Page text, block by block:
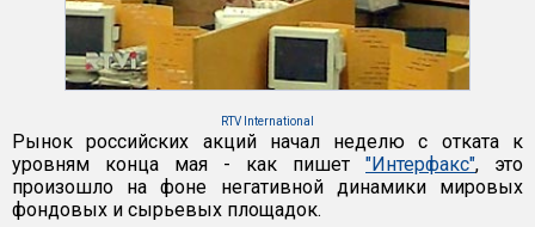
RTV International
Рынок российских акций начал неделю с отката к
уровням конца мая - как пишет "Интерфакс", это
произошло на фоне негативной динамики мировых
фондовых и сырьевых площадок.